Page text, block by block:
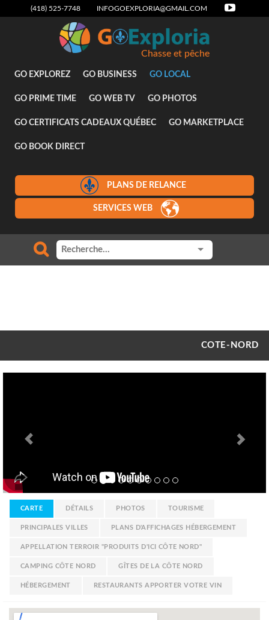
(418) 525-7748 INFOGOEXPLORIA@GMAIL.COM
Chasse et pêche
GO EXPLOREZ GO BUSINESS GO LOCAL
GO PRIME TIME GO WEB TV GO PHOTOS
GO CERTIFICATS CADEAUX QUÉBEC GO MARKETPLACE
GO BOOK DIRECT
PLANS DE RELANCE
SERVICES WEB
COTE-NORD
CARTE DÉTAILS PHOTOS TOURISME
PRINCIPALES VILLES PLANS D'AFFICHAGES HÉBERGEMENT
APPELLATION TERROIR "PRODUITS D'ICI CÔTE NORD"
CAMPING CÔTE NORD GÎTES DE LA CÔTE NORD
HÉBERGEMENT RESTAURANTS APPORTER VOTRE VIN